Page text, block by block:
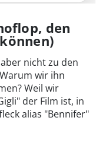
den
nicht zu den
wir ihn
Weil wir
der Film ist, in
alias "Bennifer"